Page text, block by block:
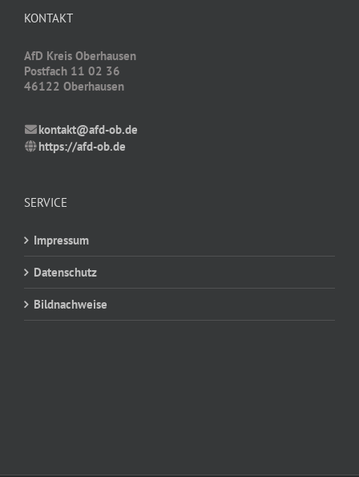
KONTAKT
AfD Kreis Oberhausen
Postfach 11 02 36
46122 Oberhausen
kontakt@afd-ob.de
https://afd-ob.de
SERVICE
Impressum
Datenschutz
Bildnachweise